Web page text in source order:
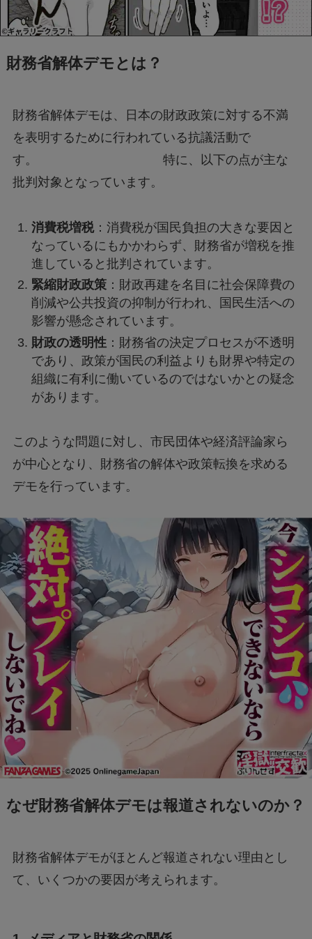
モンスト抽選会の炎上理由は？謝罪と再実施の
経緯をわかりやすく解説
FIFAワールドカップ2026はどこで見れる？配
信は無料で見れる？
ドラえもんの重複掲載問題って何？コロコロコ
ミックの間違いを調査
モンストナルトコラボは引いたほうがいい？性
能評価を比較して検証！
Geminiでエラー1076になる！理由はなぜ？対
あつもりまとめ
シーンを調査
財務省解体デモとは？
財務省解体デモは、日本の財政政策に対する不満
を表明するために行われている抗議活動で
す。 特に、以下の点が主な
批判対象となっています。
消費税増税：消費税が国民負担の大きな要因と
なっているにもかかわらず、財務省が増税を推
進していると批判されています。
緊縮財政政策：財政再建を名目に社会保障費の
削減や公共投資の抑制が行われ、国民生活への
影響が懸念されています。
財政の透明性：財務省の決定プロセスが不透明
であり、政策が国民の利益よりも財界や特定の
組織に有利に働いているのではないかとの疑念
があります。
このような問題に対し、市民団体や経済評論家ら
が中心となり、財務省の解体や政策転換を求める
デモを行っています。
なぜ財務省解体デモは報道されないのか？
財務省解体デモがほとんど報道されない理由とし
て、いくつかの要因が考えられます。